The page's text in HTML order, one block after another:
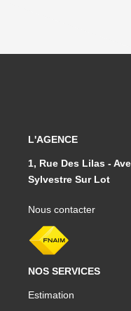
L'AGENCE
1, Rue Des Lilas -
Sylvestre Sur Lot
Nous contacter
NOS SERVICES
Estimation